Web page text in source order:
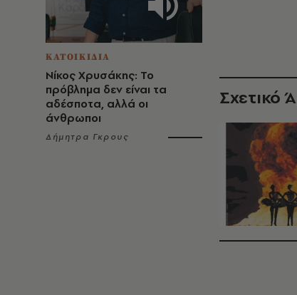
ΚΑΤΟΙΚΙΔΙΑ
Νίκος Χρυσάκης: Το
πρόβλημα δεν είναι τα
αδέσποτα, αλλά οι
άνθρωποι
Δήμητρα Γκρους
Σχετικό